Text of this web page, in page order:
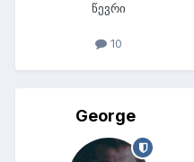
წევრი
10
George